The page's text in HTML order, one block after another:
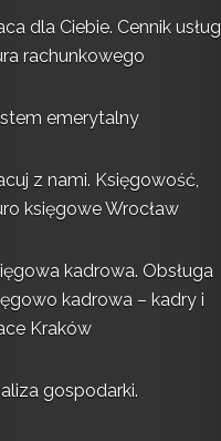
dla Ciebie. Cennik usług
rachunkowego
emerytalny
z nami. Księgowość,
księgowe Wrocław
kadrowa. Obsługa
kadrowa – kadry i
Kraków
gospodarki.